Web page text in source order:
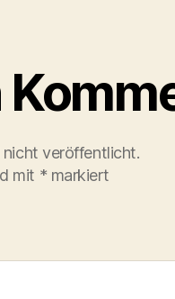
veröffentlicht.
mit * markiert